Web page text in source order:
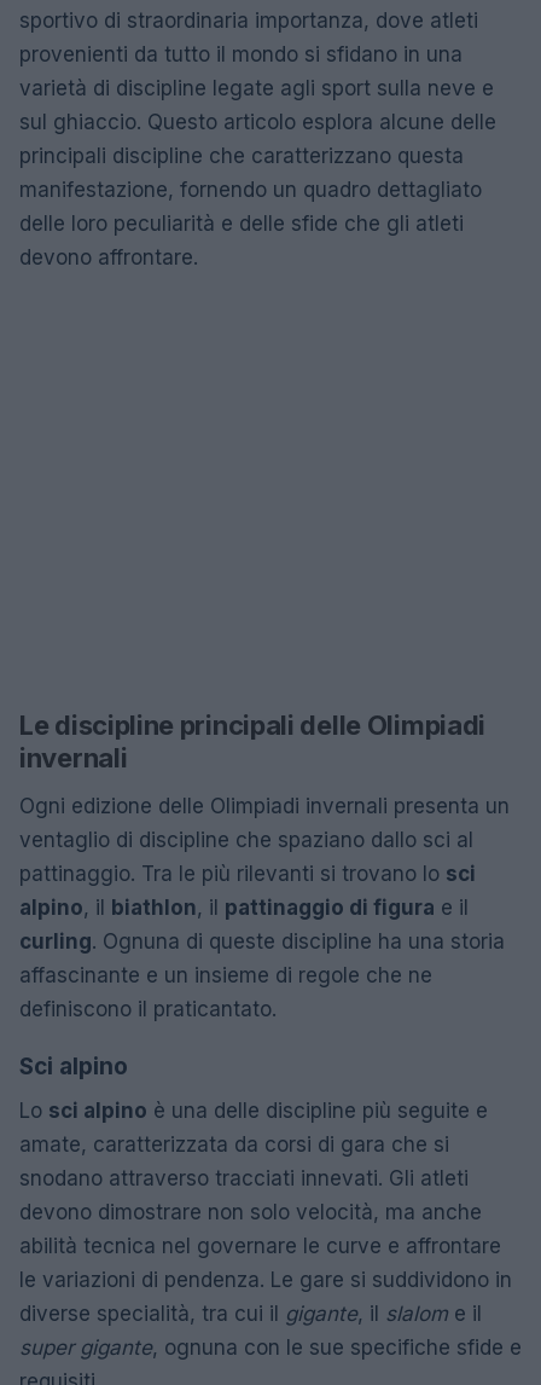
sportivo di straordinaria importanza, dove atleti
provenienti da tutto il mondo si sfidano in una
varietà di discipline legate agli sport sulla neve e
sul ghiaccio. Questo articolo esplora alcune delle
principali discipline che caratterizzano questa
manifestazione, fornendo un quadro dettagliato
delle loro peculiarità e delle sfide che gli atleti
devono affrontare.
Le discipline principali delle Olimpiadi
invernali
Ogni edizione delle Olimpiadi invernali presenta un
ventaglio di discipline che spaziano dallo sci al
pattinaggio. Tra le più rilevanti si trovano lo sci
alpino, il biathlon, il pattinaggio di figura e il
curling. Ognuna di queste discipline ha una storia
affascinante e un insieme di regole che ne
definiscono il praticantato.
Sci alpino
Lo sci alpino è una delle discipline più seguite e
amate, caratterizzata da corsi di gara che si
snodano attraverso tracciati innevati. Gli atleti
devono dimostrare non solo velocità, ma anche
abilità tecnica nel governare le curve e affrontare
le variazioni di pendenza. Le gare si suddividono in
diverse specialità, tra cui il gigante, il slalom e il
super gigante, ognuna con le sue specifiche sfide e